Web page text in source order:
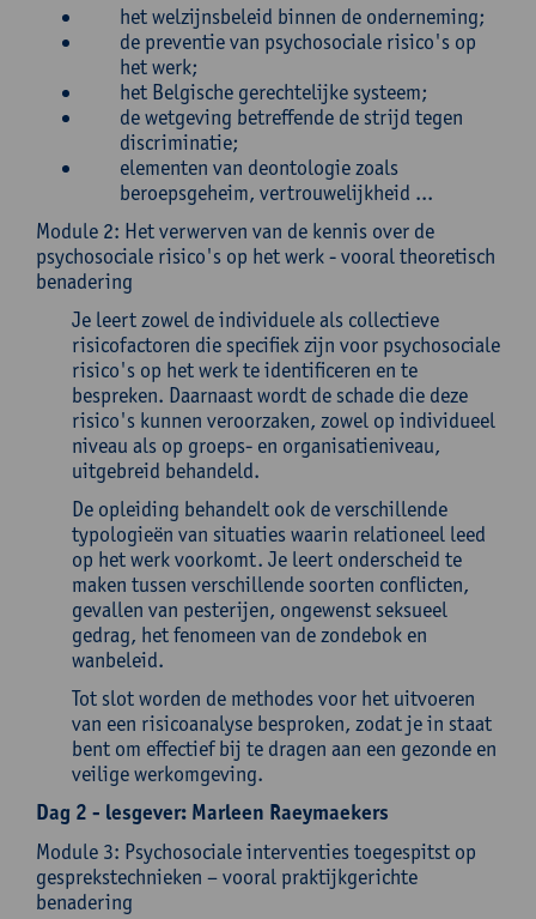
het welzijnsbeleid binnen de onderneming;
de preventie van psychosociale risico's op
het werk;
het Belgische gerechtelijke systeem;
de wetgeving betreffende de strijd tegen
discriminatie;
elementen van deontologie zoals
beroepsgeheim, vertrouwelijkheid ...
Module 2: Het verwerven van de kennis over de
psychosociale risico's op het werk - vooral theoretisch
benadering
Je leert zowel de individuele als collectieve
risicofactoren die specifiek zijn voor psychosociale
risico's op het werk te identificeren en te
bespreken. Daarnaast wordt de schade die deze
risico's kunnen veroorzaken, zowel op individueel
niveau als op groeps- en organisatieniveau,
uitgebreid behandeld.
De opleiding behandelt ook de verschillende
typologieën van situaties waarin relationeel leed
op het werk voorkomt. Je leert onderscheid te
maken tussen verschillende soorten conflicten,
gevallen van pesterijen, ongewenst seksueel
gedrag, het fenomeen van de zondebok en
wanbeleid.
Tot slot worden de methodes voor het uitvoeren
van een risicoanalyse besproken, zodat je in staat
bent om effectief bij te dragen aan een gezonde en
veilige werkomgeving.
Dag 2 - lesgever: Marleen Raeymaekers
Module 3: Psychosociale interventies toegespitst op
gesprekstechnieken – vooral praktijkgerichte
benadering